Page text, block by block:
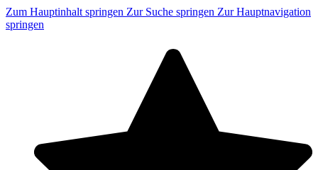
Zum Hauptinhalt springen Zur Suche springen Zur Hauptnavigation
springen